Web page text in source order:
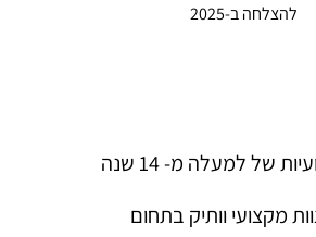
להצלחה ב-2025
של למעלה מ- 14 שנה
מקצועי וותיק בתחום